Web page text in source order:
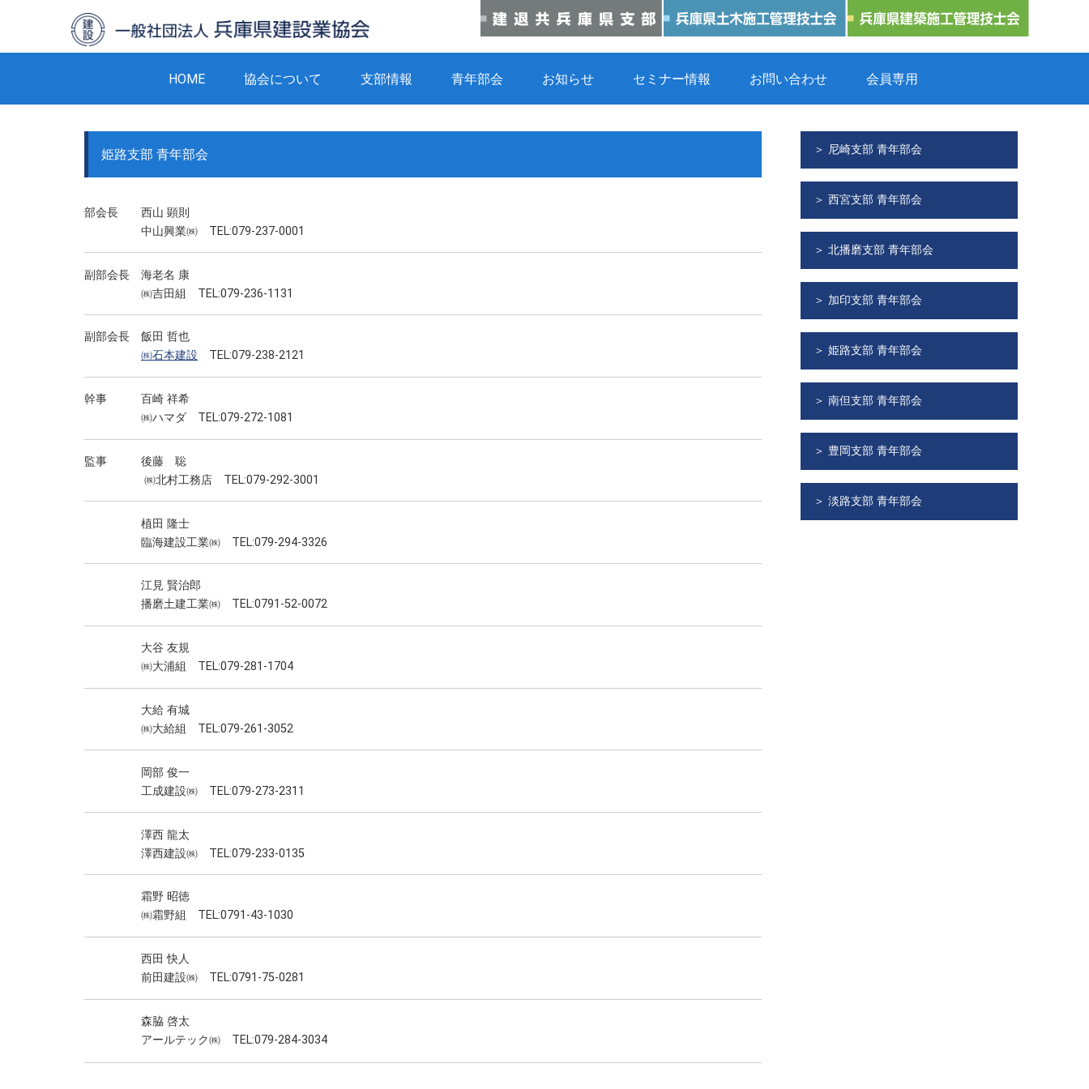
HOME 協会について 支部情報 青年部会 お知らせ セミナー情報 お問い合わせ 会員専用
姫路支部 青年部会
部会長 西山 顕則
中山興業㈱ TEL:079-237-0001
副部会長 海老名 康
㈱吉田組 TEL:079-236-1131
副部会長 飯田 哲也
㈱石本建設 TEL:079-238-2121
幹事 百崎 祥希
㈱ハマダ TEL:079-272-1081
監事 後藤 聡
㈱北村工務店 TEL:079-292-3001
植田 隆士
臨海建設工業㈱ TEL:079-294-3326
江見 賢治郎
播磨土建工業㈱ TEL:0791-52-0072
大谷 友規
㈱大浦組 TEL:079-281-1704
大給 有城
㈱大給組 TEL:079-261-3052
岡部 俊一
工成建設㈱ TEL:079-273-2311
澤西 龍太
澤西建設㈱ TEL:079-233-0135
霜野 昭徳
㈱霜野組 TEL:0791-43-1030
西田 快人
前田建設㈱ TEL:0791-75-0281
森脇 啓太
アールテック㈱ TEL:079-284-3034
＞ 尼崎支部 青年部会
＞ 西宮支部 青年部会
＞ 北播磨支部 青年部会
＞ 加印支部 青年部会
＞ 姫路支部 青年部会
＞ 南但支部 青年部会
＞ 豊岡支部 青年部会
＞ 淡路支部 青年部会